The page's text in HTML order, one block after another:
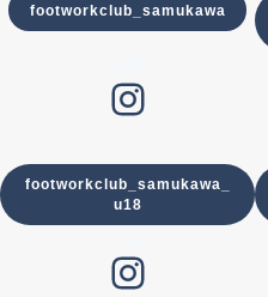
footworkclub_samukawa
Instagram
footworkclub_samukawa_
u18
Instagram